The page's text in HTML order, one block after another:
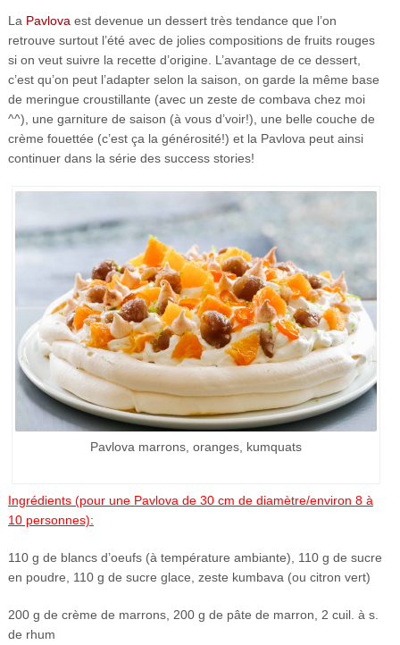
La Pavlova est devenue un dessert très tendance que l’on
retrouve surtout l’été avec de jolies compositions de fruits rouges
si on veut suivre la recette d’origine. L’avantage de ce dessert,
c’est qu’on peut l’adapter selon la saison, on garde la même base
de meringue croustillante (avec un zeste de combava chez moi
^^), une garniture de saison (à vous d’voir!), une belle couche de
crème fouettée (c’est ça la générosité!) et la Pavlova peut ainsi
continuer dans la série des success stories!
Pavlova marrons, oranges, kumquats
Ingrédients (pour une Pavlova de 30 cm de diamètre/environ 8 à
10 personnes):
110 g de blancs d’oeufs (à température ambiante), 110 g de sucre
en poudre, 110 g de sucre glace, zeste kumbava (ou citron vert)
200 g de crème de marrons, 200 g de pâte de marron, 2 cuil. à s.
de rhum